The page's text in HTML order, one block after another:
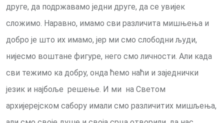
друге, да подржавамо једни друге, да се увијек
сложимо. Наравно, имамо сви различита мишњења и
добро је што их имамо, јер ми смо слободни људи,
нијесмо воштане фигуре, него смо личности. Али када
сви тежимо ка добру, онда ћемо наћи и заједнички
језик и најбоље решење. И ми на Светом
архијерејском сабору имали смо различитих мишљења,